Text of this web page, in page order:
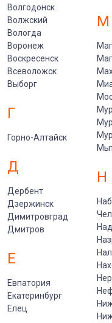
Волгодонск
Волжский
Вологда
Воронеж
Воскресенск
Всеволожск
Выборг
Г
Горно-Алтайск
Д
Дербент
Дзержинск
Димитровград
Дмитров
Е
Евпатория
Екатеринбург
Елец
М
Н